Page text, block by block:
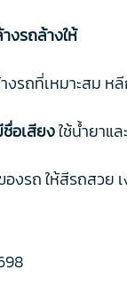
งรถล้างให้
รถที่เหมาะสม
อเสียงใช้น้ำยา
รถ ให้สีรถสวย